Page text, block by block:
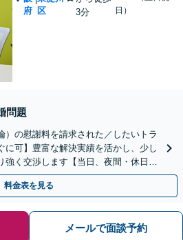
府 区
3分
日）
問題
）の慰謝料を請求された／したいトラ
に可】豊富な解決実績を活かし、少し
強く交渉します【当日、夜間・休日相
料金表を見る
メールで面談予約